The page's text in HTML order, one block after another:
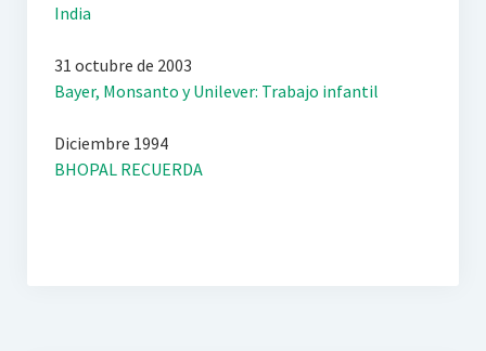
India
31 octubre de 2003
Bayer, Monsanto y Unilever: Trabajo infantil
Diciembre 1994
BHOPAL RECUERDA